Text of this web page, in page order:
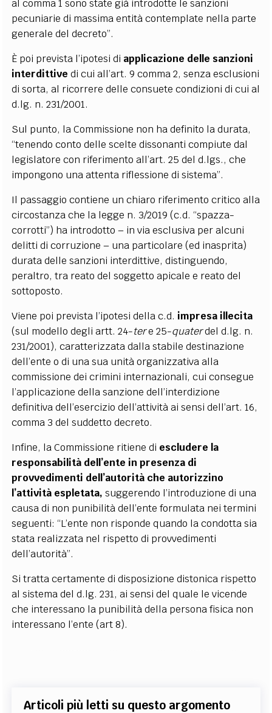
al comma 1 sono state già introdotte le sanzioni
pecuniarie di massima entità contemplate nella parte
generale del decreto”.
È poi prevista l’ipotesi di applicazione delle sanzioni
interdittive di cui all’art. 9 comma 2, senza esclusioni
di sorta, al ricorrere delle consuete condizioni di cui al
d.lg. n. 231/2001.
Sul punto, la Commissione non ha definito la durata,
“tenendo conto delle scelte dissonanti compiute dal
legislatore con riferimento all’art. 25 del d.lgs., che
impongono una attenta riflessione di sistema”.
Il passaggio contiene un chiaro riferimento critico alla
circostanza che la legge n. 3/2019 (c.d. “spazza-
corrotti”) ha introdotto – in via esclusiva per alcuni
delitti di corruzione – una particolare (ed inasprita)
durata delle sanzioni interdittive, distinguendo,
peraltro, tra reato del soggetto apicale e reato del
sottoposto.
Viene poi prevista l’ipotesi della c.d. impresa illecita
(sul modello degli artt. 24-tere 25-quaterdel d.lg. n.
231/2001), caratterizzata dalla stabile destinazione
dell’ente o di una sua unità organizzativa alla
commissione dei crimini internazionali, cui consegue
l’applicazione della sanzione dell’interdizione
definitiva dell’esercizio dell’attività ai sensi dell’art. 16,
comma 3 del suddetto decreto.
Infine, la Commissione ritiene di escludere la
responsabilità dell’ente in presenza di
provvedimenti dell’autorità che autorizzino
l’attività espletata,suggerendo l’introduzione di una
causa di non punibilità dell’ente formulata nei termini
seguenti: “L’ente non risponde quando la condotta sia
stata realizzata nel rispetto di provvedimenti
dell’autorità”.
Si tratta certamente di disposizione distonica rispetto
al sistema del d.lg. 231, ai sensi del quale le vicende
che interessano la punibilità della persona fisica non
interessano l’ente (art 8).
Articoli più letti su questo argomento